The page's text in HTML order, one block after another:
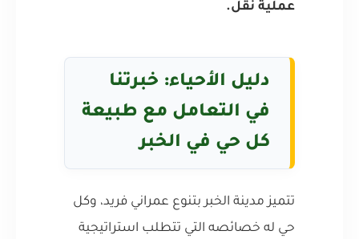
عملية نقل.
دليل الأحياء: خبرتنا
في التعامل مع طبيعة
كل حي في الخبر
تتميز مدينة الخبر بتنوع عمراني فريد، وكل
حي له خصائصه التي تتطلب استراتيجية